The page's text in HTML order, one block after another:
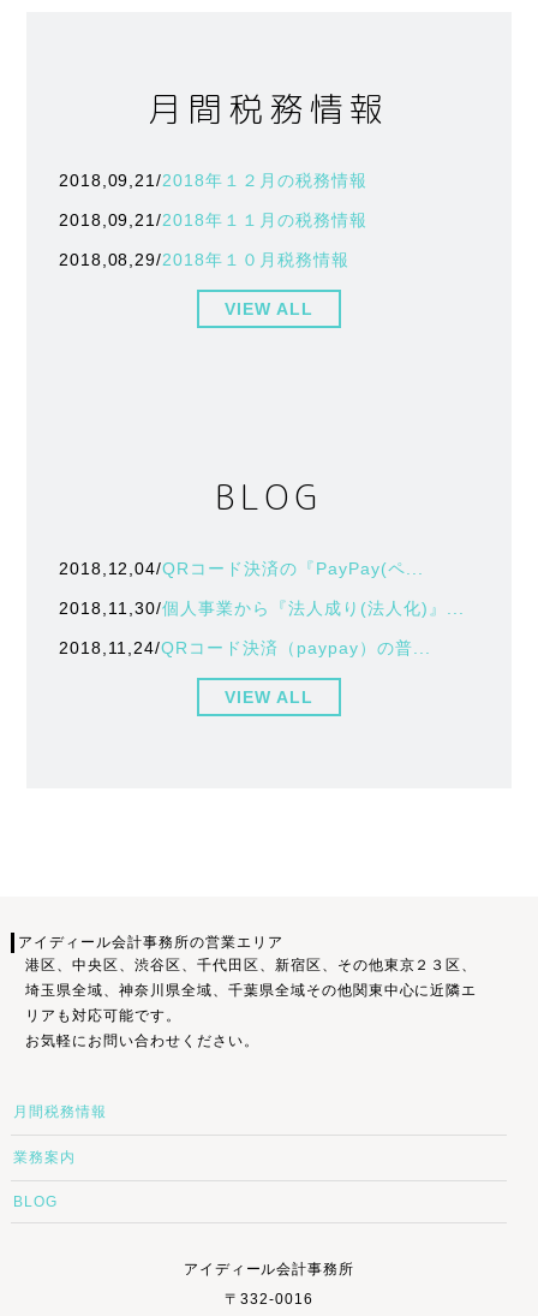
月間税務情報
2018,09,21/2018年１２月の税務情報
2018,09,21/2018年１１月の税務情報
2018,08,29/2018年１０月税務情報
VIEW ALL
BLOG
2018,12,04/QRコード決済の『PayPay(ペ...
2018,11,30/個人事業から『法人成り(法人化)』...
2018,11,24/QRコード決済（paypay）の普...
VIEW ALL
アイディール会計事務所の営業エリア
港区、中央区、渋谷区、千代田区、新宿区、その他東京２３区、
埼玉県全域、神奈川県全域、千葉県全域その他関東中心に近隣エ
リアも対応可能です。
お気軽にお問い合わせください。
月間税務情報
業務案内
BLOG
アイディール会計事務所
〒332-0016